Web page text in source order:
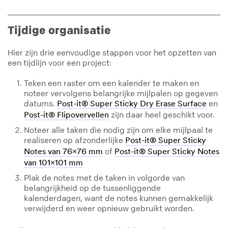
Tijdige organisatie
Hier zijn drie eenvoudige stappen voor het opzetten van
een tijdlijn voor een project:
Teken een raster om een kalender te maken en
noteer vervolgens belangrijke mijlpalen op gegeven
datums. Post-it® Super Sticky Dry Erase Surface en
Post-it® Flipovervellen zijn daar heel geschikt voor.
Noteer alle taken die nodig zijn om elke mijlpaal te
realiseren op afzonderlijke Post-it® Super Sticky
Notes van 76x76 mm of Post-it® Super Sticky Notes
van 101x101 mm
Plak de notes met de taken in volgorde van
belangrijkheid op de tussenliggende
kalenderdagen, want de notes kunnen gemakkelijk
verwijderd en weer opnieuw gebruikt worden.